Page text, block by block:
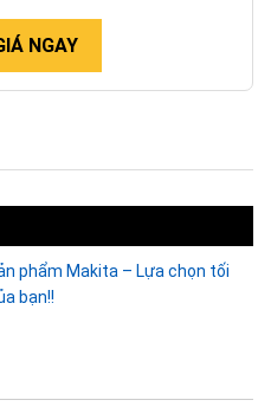
NGAY
phẩm Makita – Lựa chọn tối
bạn!!